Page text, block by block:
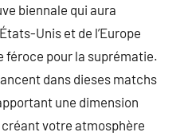
biennale qui aura
Unis et de l’Europe
féroce pour la suprématie.
dans dieses matchs
une dimension
votre atmosphère